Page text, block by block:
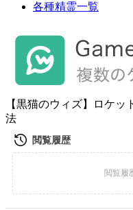
各種精霊一覧
【黒猫のウィズ】ロケ
法